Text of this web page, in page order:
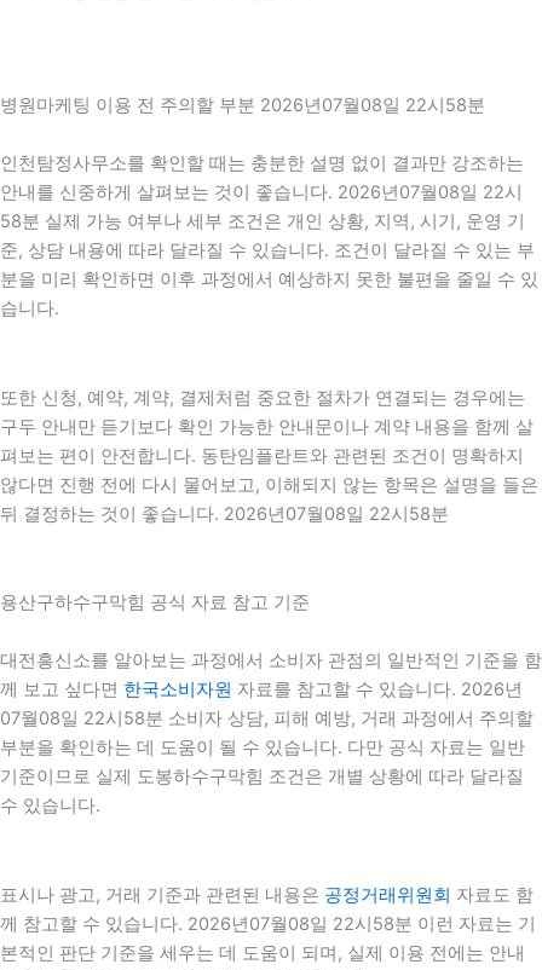
병원마케팅 이용 전 주의할 부분 2026년07월08일 22시58분
인천탐정사무소를 확인할 때는 충분한 설명 없이 결과만 강조하는
안내를 신중하게 살펴보는 것이 좋습니다. 2026년07월08일 22시
58분 실제 가능 여부나 세부 조건은 개인 상황, 지역, 시기, 운영 기
준, 상담 내용에 따라 달라질 수 있습니다. 조건이 달라질 수 있는 부
분을 미리 확인하면 이후 과정에서 예상하지 못한 불편을 줄일 수 있
습니다.
또한 신청, 예약, 계약, 결제처럼 중요한 절차가 연결되는 경우에는
구두 안내만 듣기보다 확인 가능한 안내문이나 계약 내용을 함께 살
펴보는 편이 안전합니다. 동탄임플란트와 관련된 조건이 명확하지
않다면 진행 전에 다시 물어보고, 이해되지 않는 항목은 설명을 들은
뒤 결정하는 것이 좋습니다. 2026년07월08일 22시58분
용산구하수구막힘 공식 자료 참고 기준
대전흥신소를 알아보는 과정에서 소비자 관점의 일반적인 기준을 함
께 보고 싶다면 한국소비자원 자료를 참고할 수 있습니다. 2026년
07월08일 22시58분 소비자 상담, 피해 예방, 거래 과정에서 주의할
부분을 확인하는 데 도움이 될 수 있습니다. 다만 공식 자료는 일반
기준이므로 실제 도봉하수구막힘 조건은 개별 상황에 따라 달라질
수 있습니다.
표시나 광고, 거래 기준과 관련된 내용은 공정거래위원회 자료도 함
께 참고할 수 있습니다. 2026년07월08일 22시58분 이런 자료는 기
본적인 판단 기준을 세우는 데 도움이 되며, 실제 이용 전에는 안내